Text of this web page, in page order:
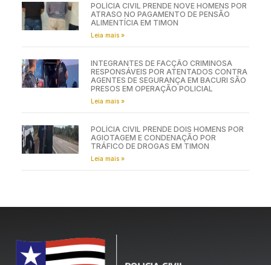
POLÍCIA CIVIL PRENDE NOVE HOMENS POR
ATRASO NO PAGAMENTO DE PENSÃO
ALIMENTÍCIA EM TIMON
Leia mais »
INTEGRANTES DE FACÇÃO CRIMINOSA
RESPONSÁVEIS POR ATENTADOS CONTRA
AGENTES DE SEGURANÇA EM BACURI SÃO
PRESOS EM OPERAÇÃO POLICIAL
Leia mais »
POLÍCIA CIVIL PRENDE DOIS HOMENS POR
AGIOTAGEM E CONDENAÇÃO POR
TRÁFICO DE DROGAS EM TIMON
Leia mais »